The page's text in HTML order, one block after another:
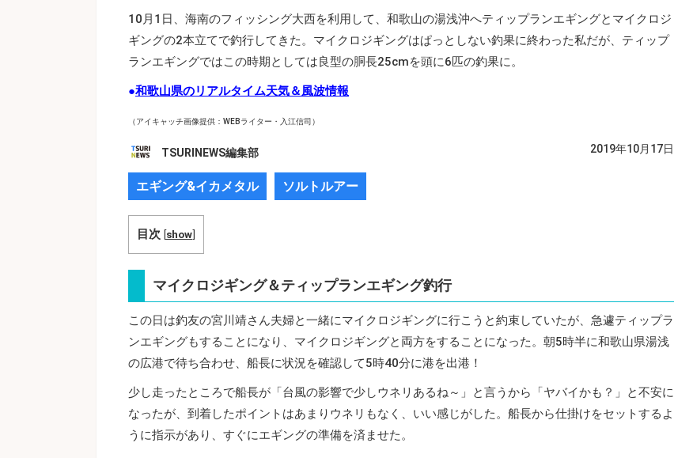
10月1日、海南のフィッシング大西を利用して、和歌山の湯浅沖へティップランエギングとマイクロジ
ギングの2本立てで釣行してきた。マイクロジギングはぱっとしない釣果に終わった私だが、ティップ
ランエギングではこの時期としては良型の胴長25cmを頭に6匹の釣果に。
●和歌山県のリアルタイム天気＆風波情報
（アイキャッチ画像提供：WEBライター・入江信司）
TSURINEWS編集部 2019年10月17日
エギング&イカメタル ソルトルアー
目次 [show]
マイクロジギング＆ティップランエギング釣行
この日は釣友の宮川靖さん夫婦と一緒にマイクロジギングに行こうと約束していたが、急遽ティップラ
ンエギングもすることになり、マイクロジギングと両方をすることになった。朝5時半に和歌山県湯浅
の広港で待ち合わせ、船長に状況を確認して5時40分に港を出港！
少し走ったところで船長が「台風の影響で少しウネリあるね～」と言うから「ヤバイかも？」と不安に
なったが、到着したポイントはあまりウネリもなく、いい感じがした。船長から仕掛けをセットするよ
うに指示があり、すぐにエギングの準備を済ませた。